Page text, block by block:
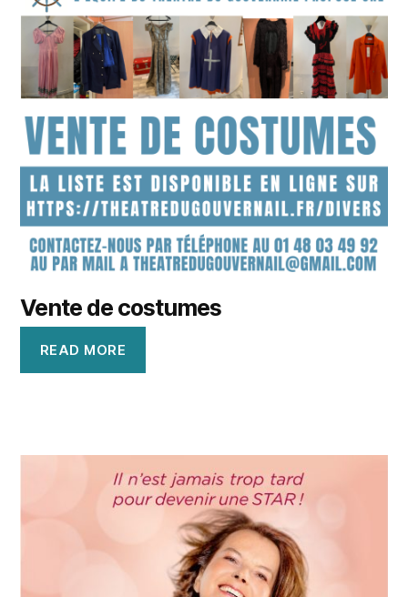
Vente de costumes
READ MORE